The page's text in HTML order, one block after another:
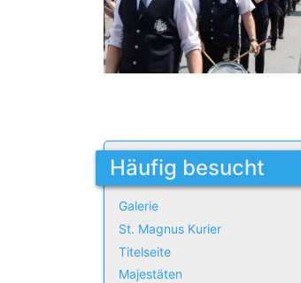
Häufig besucht
Galerie
St. Magnus Kurier
Titelseite
Majestäten